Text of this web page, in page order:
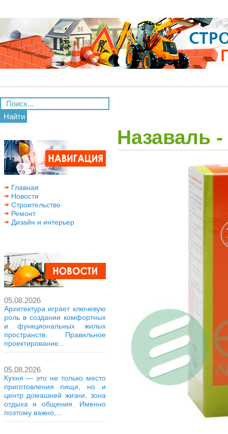
Найти
Главная
Новости
Строительство
Ремонт
Дизайн и интерьер
05.08.2026
Архитектура играет ключевую
роль в создании комфортных
и функциональных жилых
пространств. Правильное
проектирование...
05.08.2026
Кухня — это не только место
приготовления пищи, но и
центр домашней жизни, зона
отдыха и общения. Именно
поэтому важно,...
Назаваль -